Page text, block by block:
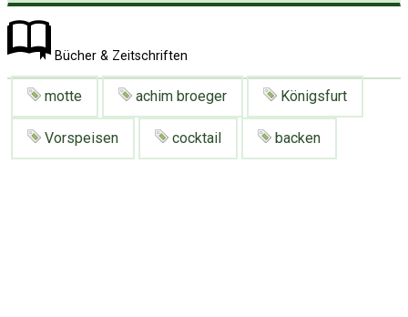
Bücher & Zeitschriften
motte achim broeger Königsfurt
Vorspeisen cocktail backen